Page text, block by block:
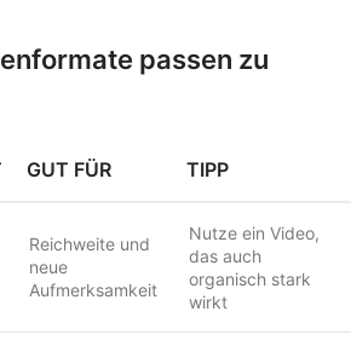
passen zu
GUT FÜR TIPP
Reichweite und
neue
Aufmerksamkeit
Nutze ein Video,
das auch
organisch stark
wirkt